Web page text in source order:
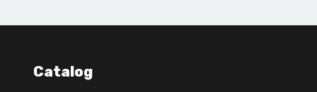
Catalog